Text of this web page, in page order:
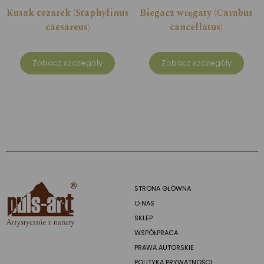
Kusak cezarek (Staphylinus
caesareus)
Zobacz szczegóły
Biegacz wręgaty (Carabus
cancellatus)
Zobacz szczegóły
STRONA GŁÓWNA
O NAS
SKLEP
WSPÓŁPRACA
PRAWA AUTORSKIE